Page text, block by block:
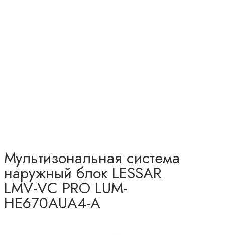
Мультизональная система
наружный блок LESSAR
LMV-VC PRO LUM-
HE670AUA4-A